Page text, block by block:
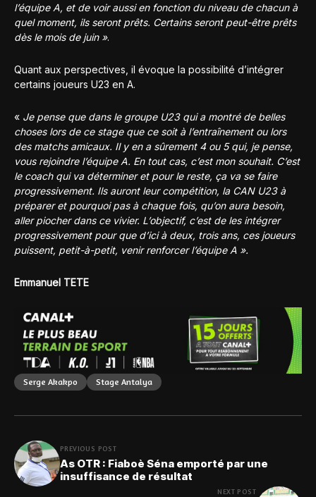
l’équipe A, et de voir aussi en fonction du niveau de chacun à
quel moment, ils seront prêts. Certains seront peut-être prêts
dès le mois de juin ».
Quant aux perspectives, il évoque la possibilité d’intégrer
certains joueurs U23 en A.
« Je pense que dans le groupe U23 qui a montré de belles
choses lors de ce stage que ce soit à l’entraînement ou lors
des matchs amicaux. Il y en a sûrement 4 ou 5 qui, je pense,
vous rejoindre l’équipe A. En tout cas, c’est mon souhait. C’est
le coach qui va déterminer et pour le reste, ça va se faire
progressivement. Ils auront leur compétition, la CAN U23 à
préparer et pourquoi pas à chaque fois, qu’on aura besoin,
aller piocher dans ce vivier. L’objectif, c’est de les intégrer
progressivement pour que d’ici à deux, trois ans, ces joueurs
puissent, petit-à-petit, venir renforcer l’équipe A ».
Emmanuel TETE
Serge Akakpo Stage Antalya
PREVIOUS POST
As OTR : Fiaboè Séna emporté par une
insuffisance de résultat
NEXT POST